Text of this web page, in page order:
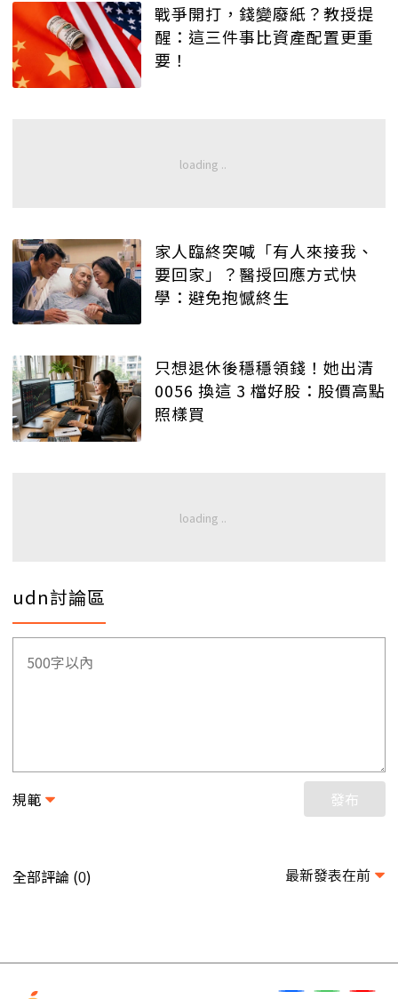
戰爭開打，錢變廢紙？教授提
醒：這三件事比資產配置更重
要！
家人臨終突喊「有人來接我、
要回家」？醫授回應方式快
學：避免抱憾終生
只想退休後穩穩領錢！她出清
0056 換這 3 檔好股：股價高點
照樣買
udn討論區
規範 發布
全部評論 (0) 最新發表在前